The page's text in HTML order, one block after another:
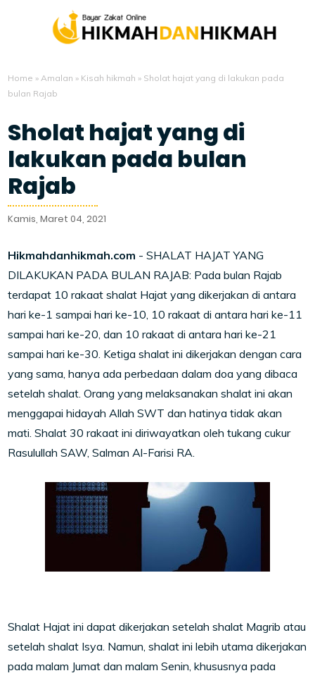
Home »Amalan » Kisah hikmah » Sholat hajat yang di lakukan pada
bulan Rajab
Sholat hajat yang di
lakukan pada bulan
Rajab
Kamis, Maret 04, 2021
Hikmahdanhikmah.com - SHALAT HAJAT YANG
DILAKUKAN PADA BULAN RAJAB: Pada bulan Rajab
terdapat 10 rakaat shalat Hajat yang dikerjakan di antara
hari ke-1 sampai hari ke-10, 10 rakaat di antara hari ke-11
sampai hari ke-20, dan 10 rakaat di antara hari ke-21
sampai hari ke-30. Ketiga shalat ini dikerjakan dengan cara
yang sama, hanya ada perbedaan dalam doa yang dibaca
setelah shalat. Orang yang melaksanakan shalat ini akan
menggapai hidayah Allah SWT dan hatinya tidak akan
mati. Shalat 30 rakaat ini diriwayatkan oleh tukang cukur
Rasulullah SAW, Salman Al-Farisi RA.
Shalat Hajat ini dapat dikerjakan setelah shalat Magrib atau
setelah shalat Isya. Namun, shalat ini lebih utama dikerjakan
pada malam Jumat dan malam Senin, khususnya pada